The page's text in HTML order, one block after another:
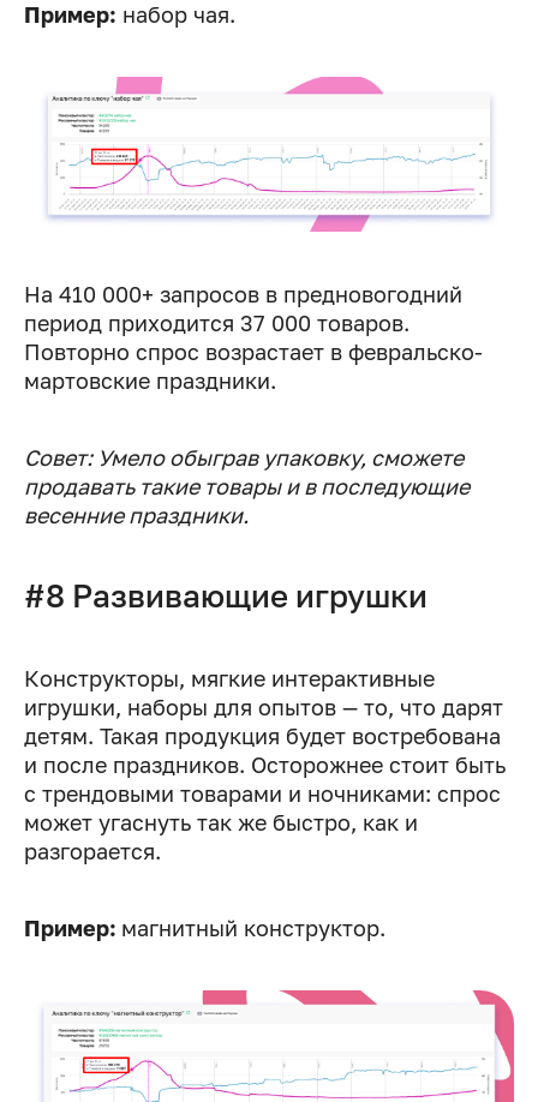
Пример: набор чая.
На 410 000+ запросов в предновогодний
период приходится 37 000 товаров.
Повторно спрос возрастает в февральско-
мартовские праздники.
Совет: Умело обыграв упаковку, сможете
продавать такие товары и в последующие
весенние праздники.
#8 Развивающие игрушки
Конструкторы, мягкие интерактивные
игрушки, наборы для опытов — то, что дарят
детям. Такая продукция будет востребована
и после праздников. Осторожнее стоит быть
с трендовыми товарами и ночниками: спрос
может угаснуть так же быстро, как и
разгорается.
Пример: магнитный конструктор.